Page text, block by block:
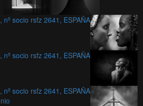
, nº socio rsfz 2641, ESPAÑA
, nº socio rsfz 2641, ESPAÑA
, nº socio rsfz 2641, ESPAÑA